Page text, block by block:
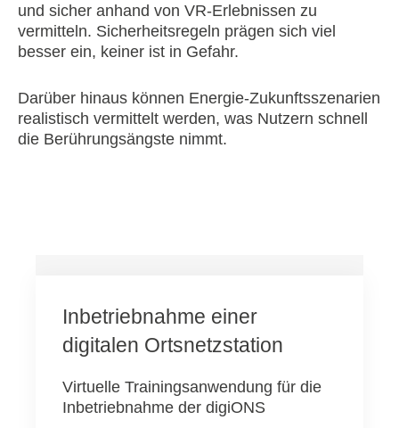
und sicher anhand von VR-Erlebnissen zu
vermitteln. Sicherheitsregeln prägen sich viel
besser ein, keiner ist in Gefahr.
Darüber hinaus können Energie-Zukunftsszenarien
realistisch vermittelt werden, was Nutzern schnell
die Berührungsängste nimmt.
Inbetriebnahme einer
digitalen Ortsnetzstation
Virtuelle Trainingsanwendung für die
Inbetriebnahme der digiONS